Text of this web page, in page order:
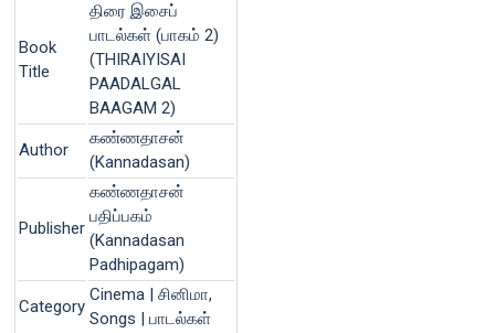
Book
Title
திரை இசைப்
பாடல்கள் (பாகம் 2)
(THIRAIYISAI
PAADALGAL
BAAGAM 2)
Author
கண்ணதாசன்
(Kannadasan)
Publisher
கண்ணதாசன்
பதிப்பகம்
(Kannadasan
Padhipagam)
Category
Cinema | சினிமா,
Songs | பாடல்கள்